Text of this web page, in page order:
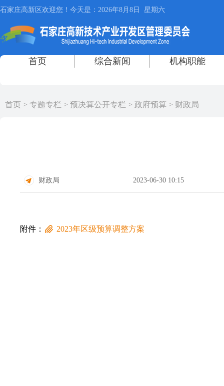
首页 > 专题专栏 > 预决算公开专栏 > 政府预算 > 财政局
财政局 2023-06-30 10:15
附件： 2023年区级预算调整方案